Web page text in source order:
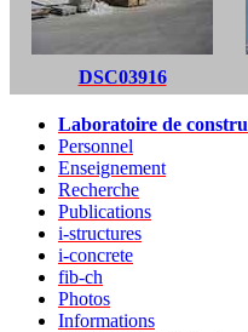
DSC03916
Laboratoire de
Personnel
Enseignement
Recherche
Publications
i-structures
i-concrete
fib-ch
Photos
Informations